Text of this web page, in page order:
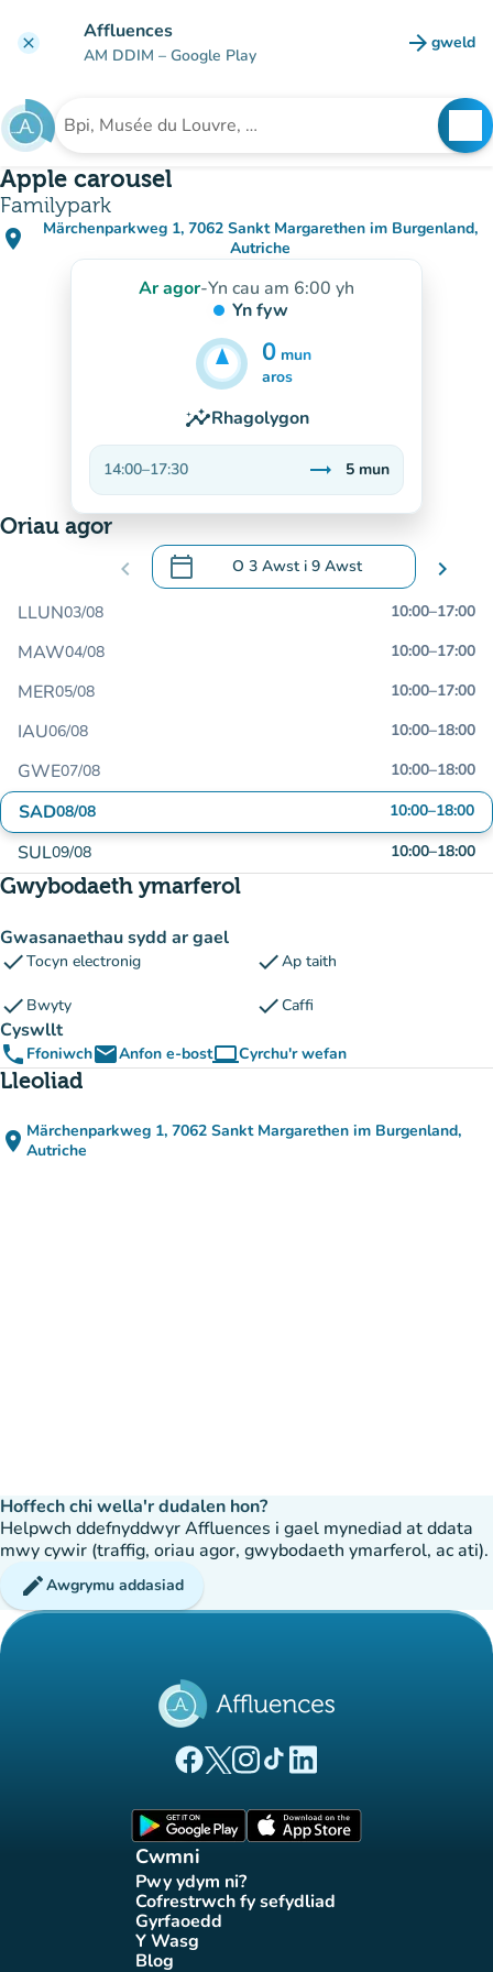
clear Affluences
AM DDIM – Google Play arrow_forward gweld
(tab
Chwilio am sefydliad
Apple carousel
Familypark
place
Märchenparkweg 1, 7062 Sankt Margarethen im Burgenland,
Autriche
(agor yn Google Maps)
(tab newydd)
Ar agor-Yn cau am 6:00 yh
Yn fyw
0 mun
5mun
aros
insightsRhagolygon
14:00–17:30 trending_flat
Sefydlog
5 mun
Oriau agor
chevron_left calendar_today O 3 Awst i 9 Awst
.Agor y calendr i newid dyddiadau chevron_right
LLUN03/08 10:00–17:00
MAW04/08 10:00–17:00
MER05/08 10:00–17:00
IAU06/08 10:00–18:00
GWE07/08 10:00–18:00
SAD08/08 10:00–18:00
SUL09/08 10:00–18:00
Gwybodaeth ymarferol
Gwasanaethau sydd ar gael
checkTocyn electronig checkAp taith
check Bwyty checkCaffi
Cyswllt
phone FfoniwchemailAnfon e-bostcomputerCyrchu'r wefan
(tab newydd)
Lleoliad
place Märchenparkweg 1, 7062 Sankt Margarethen im Burgenland,
Autriche
Hoffech chi wella'r dudalen hon?
Helpwch ddefnyddwyr Affluences i gael mynediad at ddata
mwy cywir (traffig, oriau agor, gwybodaeth ymarferol, ac ati).
editAwgrymu addasiad
(tab newydd)
(tab newydd)
(tab newydd)
(tab newydd)
(tab newydd)
Cwmni
Pwy ydym ni?
(tab newydd)
Cofrestrwch fy sefydliad
(tab newydd)
Gyrfaoedd(tab newydd)
Y Wasg(tab newydd)
Blog